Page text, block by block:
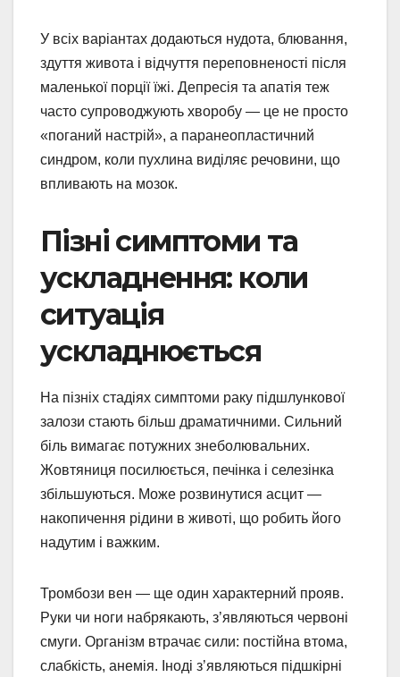
У всіх варіантах додаються нудота, блювання,
здуття живота і відчуття переповненості після
маленької порції їжі. Депресія та апатія теж
часто супроводжують хворобу — це не просто
«поганий настрій», а паранеопластичний
синдром, коли пухлина виділяє речовини, що
впливають на мозок.
Пізні симптоми та
ускладнення: коли
ситуація
ускладнюється
На пізніх стадіях симптоми раку підшлункової
залози стають більш драматичними. Сильний
біль вимагає потужних знеболювальних.
Жовтяниця посилюється, печінка і селезінка
збільшуються. Може розвинутися асцит —
накопичення рідини в животі, що робить його
надутим і важким.
Тромбози вен — ще один характерний прояв.
Руки чи ноги набрякають, з’являються червоні
смуги. Організм втрачає сили: постійна втома,
слабкість, анемія. Іноді з’являються підшкірні